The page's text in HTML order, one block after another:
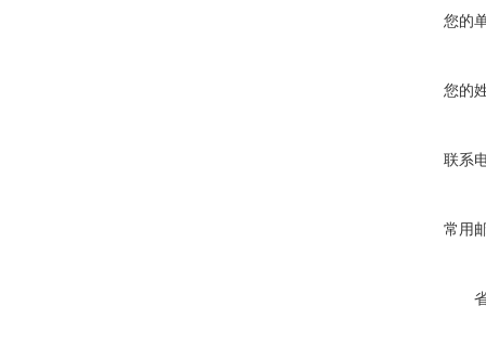
您的
您的
联系
常用